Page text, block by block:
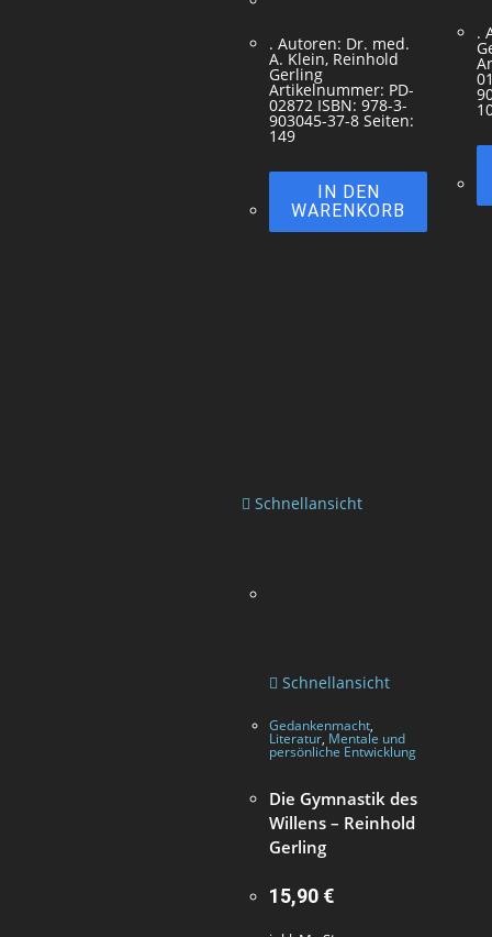
. Autoren: Dr. med.
A. Klein, Reinhold
Gerling
Artikelnummer: PD-
02872 ISBN: 978-3-
903045-37-8 Seiten:
149
IN DEN
WARENKORB
.
Schnellansicht
Schnellansicht
Gedankenmacht,
Literatur, Mentale und
persönliche Entwicklung
Die Gymnastik des
Willens – Reinhold
Gerling
15,90 €